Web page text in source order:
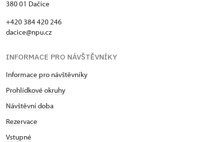
380 01 Dačice
+420 384 420 246
dacice@npu.cz
INFORMACE PRO NÁVŠTĚVNÍKY
Informace pro návštěvníky
Prohlídkové okruhy
Návštěvní doba
Rezervace
Vstupné